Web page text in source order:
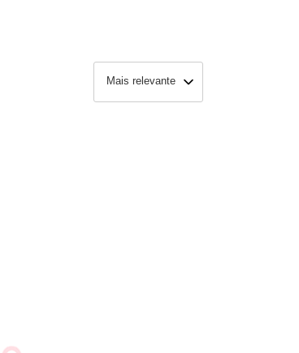
Mais relevante